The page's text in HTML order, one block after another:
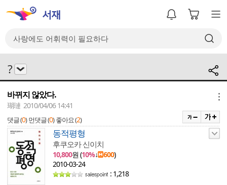
?
바뀌지 않았다.
瑚璉 2010/04/06 14:41
댓글 (0) 먼댓글 (0) 좋아요 (2)
동적평형
후쿠오카 신이치
10,800원 (10%↓ 600)
2010-03-24
: 1,218